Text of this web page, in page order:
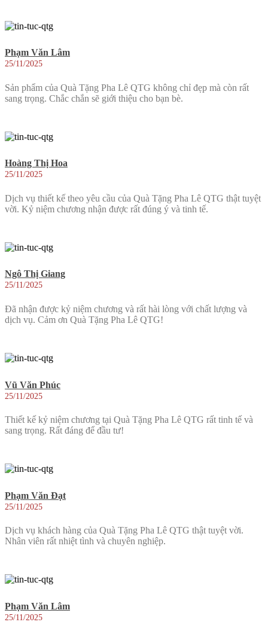
Phạm Văn Lâm
25/11/2025
Sản phẩm của Quà Tặng Pha Lê QTG không chỉ đẹp mà còn rất
sang trọng. Chắc chắn sẽ giới thiệu cho bạn bè.
Hoàng Thị Hoa
25/11/2025
Dịch vụ thiết kế theo yêu cầu của Quà Tặng Pha Lê QTG thật tuyệt
vời. Kỷ niệm chương nhận được rất đúng ý và tinh tế.
Ngô Thị Giang
25/11/2025
Đã nhận được kỷ niệm chương và rất hài lòng với chất lượng và
dịch vụ. Cảm ơn Quà Tặng Pha Lê QTG!
Vũ Văn Phúc
25/11/2025
Thiết kế kỷ niệm chương tại Quà Tặng Pha Lê QTG rất tinh tế và
sang trọng. Rất đáng để đầu tư!
Phạm Văn Đạt
25/11/2025
Dịch vụ khách hàng của Quà Tặng Pha Lê QTG thật tuyệt vời.
Nhân viên rất nhiệt tình và chuyên nghiệp.
Phạm Văn Lâm
25/11/2025